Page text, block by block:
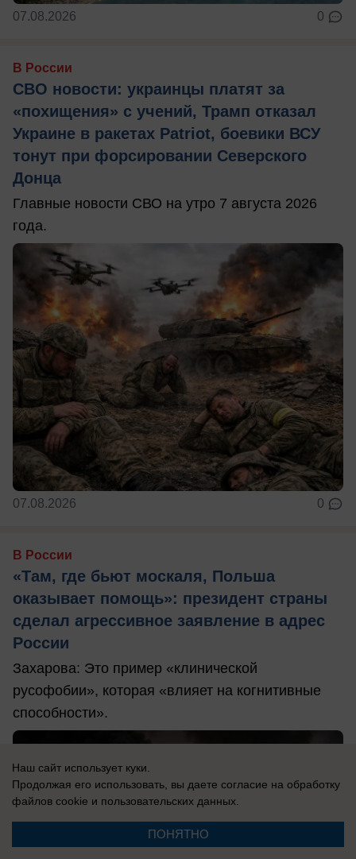
07.08.2026 0
В России
СВО новости: украинцы платят за
«похищения» с учений, Трамп отказал
Украине в ракетах Patriot, боевики ВСУ
тонут при форсировании Северского
Донца
Главные новости СВО на утро 7 августа 2026
года.
07.08.2026 0
В России
«Там, где бьют москаля, Польша
оказывает помощь»: президент страны
сделал агрессивное заявление в адрес
России
Захарова: Это пример «клинической
русофобии», которая «влияет на когнитивные
способности».
Наш сайт использует куки.
Продолжая его использовать, вы даете согласие на обработку
файлов cookie и пользовательских данных.
ПОНЯТНО